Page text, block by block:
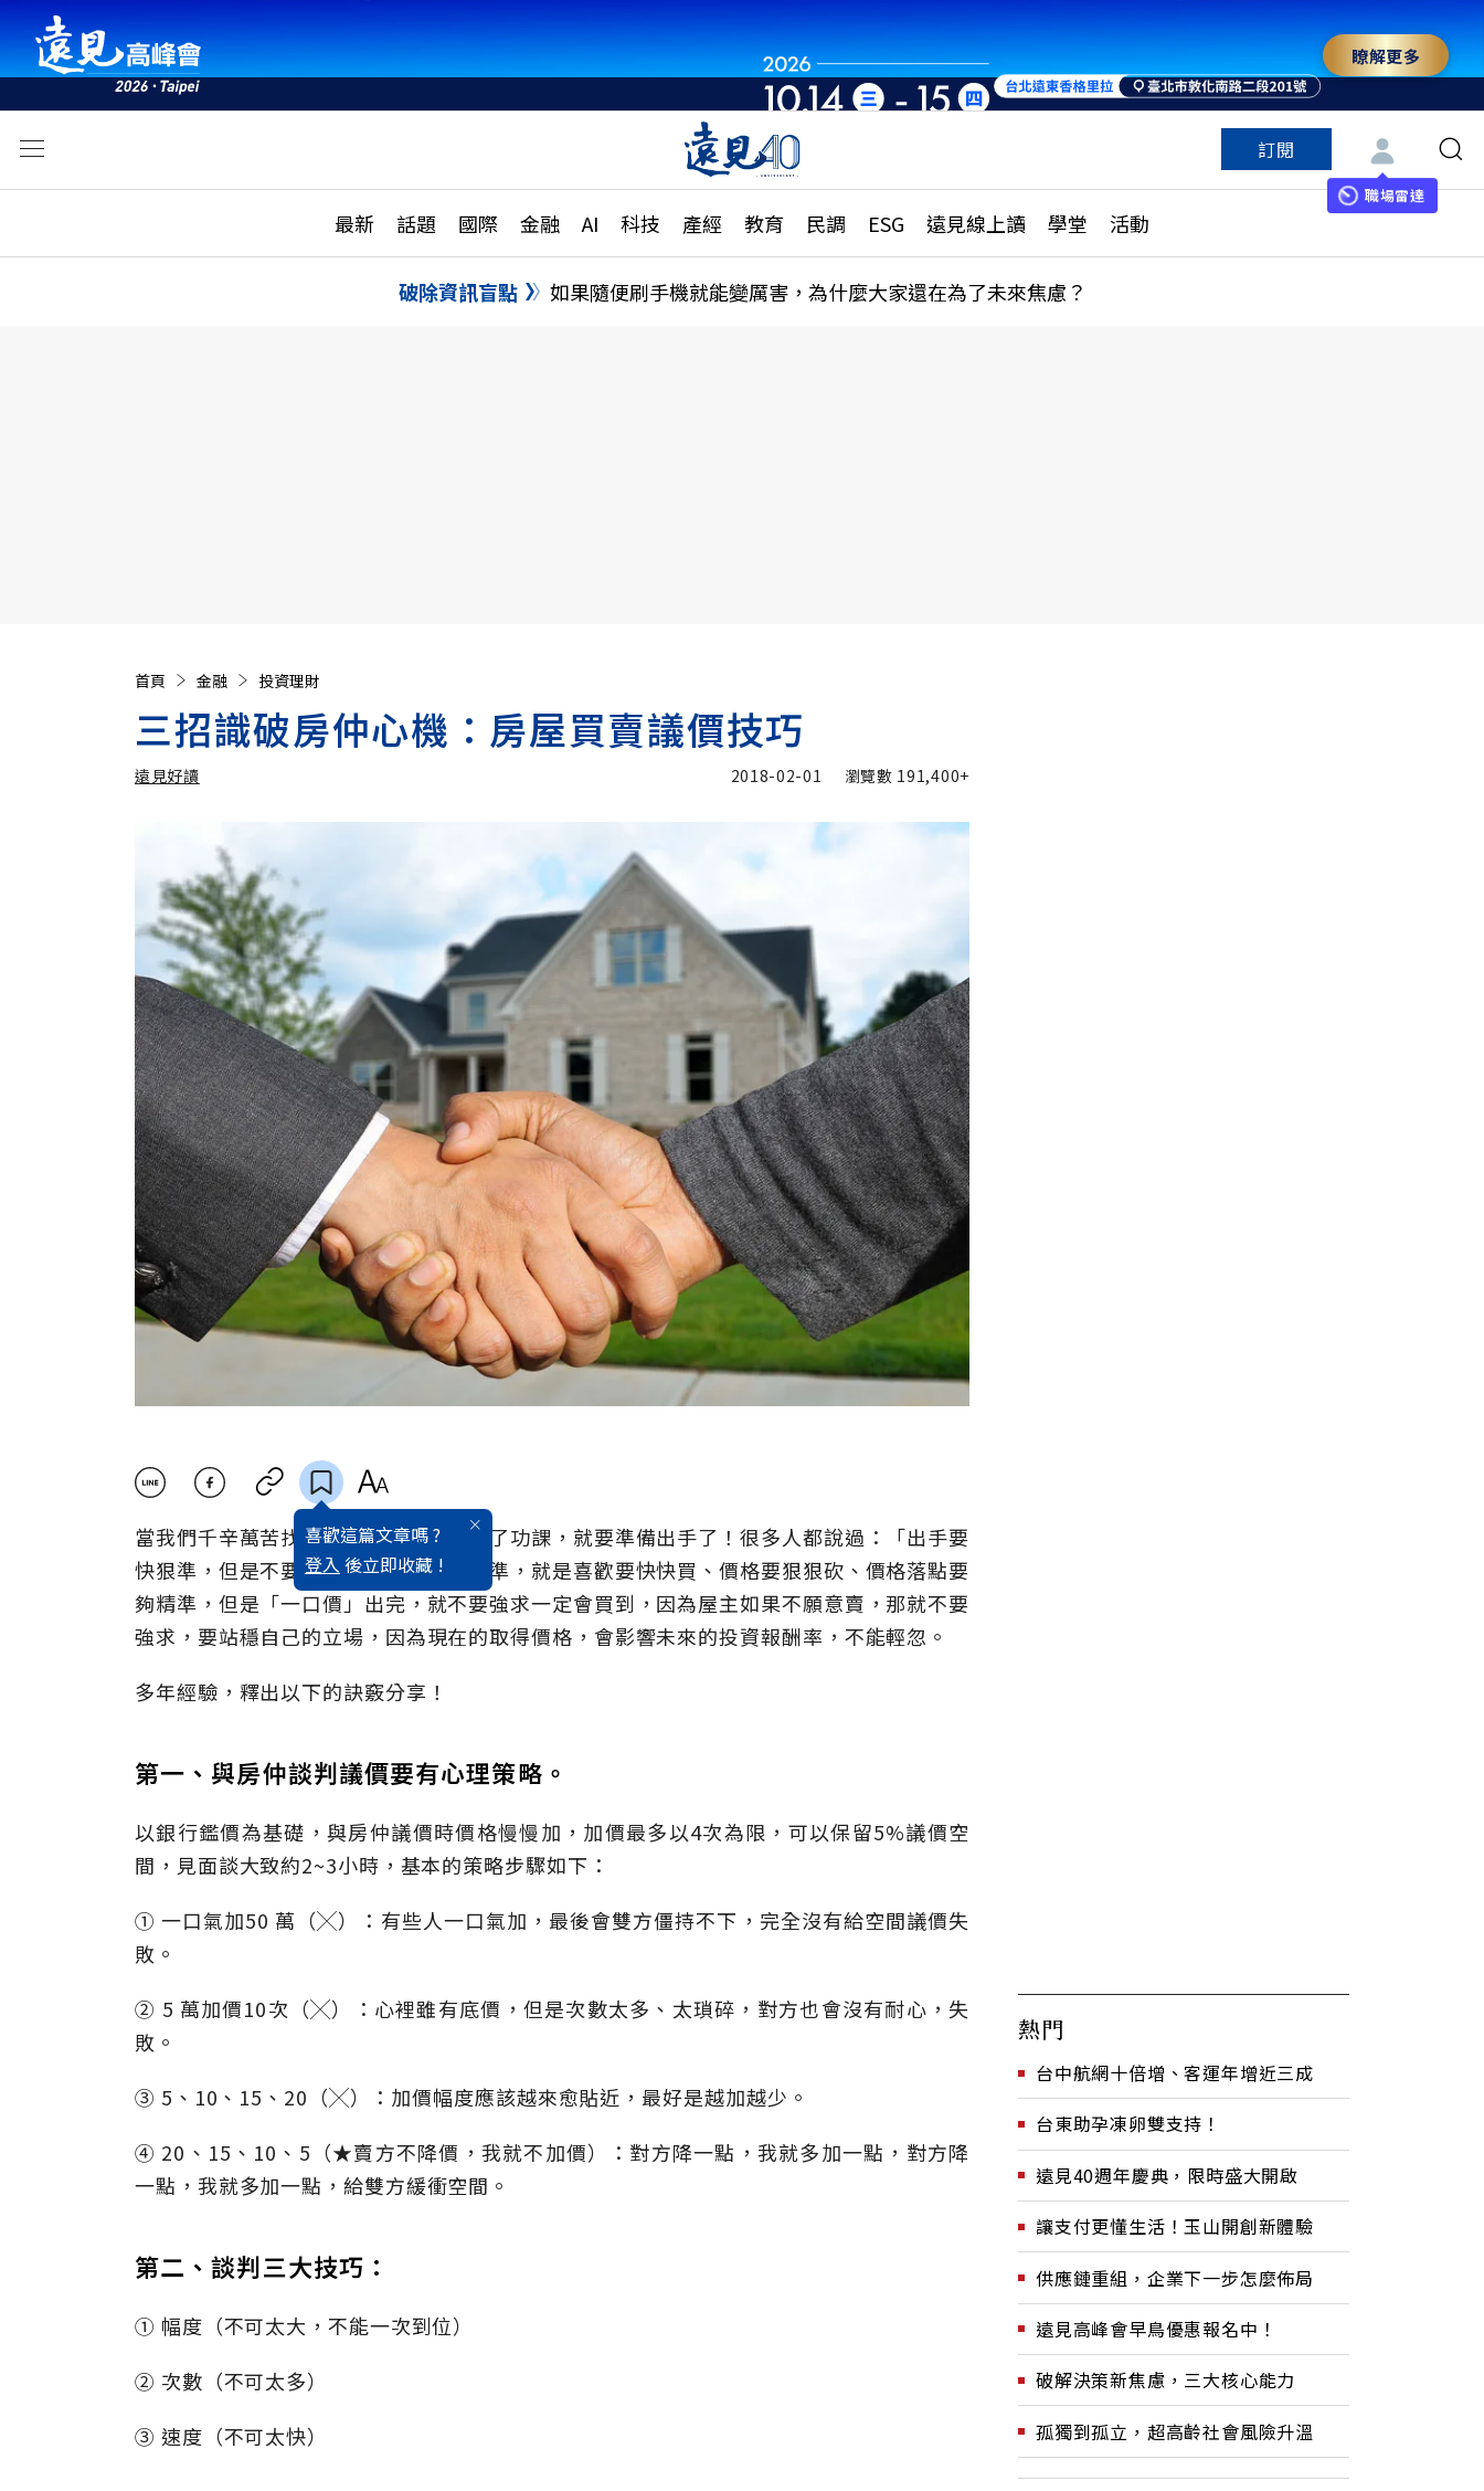
瞭解更多
訂閱
職場雷達
最新 話題 國際 金融 AI 科技 產經 教育 民調 ESG 遠見線上讀 學堂 活動
活動
話題
國際
特輯
大學升學、職涯攻略
縣市施政調查全解析
更多訂閱方案
特色頻道
破除資訊盲點 如果隨便刷手機就能變厲害，為什麼大家還在為了未來焦慮？
首頁 金融 投資理財
三招識破房仲心機：房屋買賣議價技巧
遠見好讀 2018-02-01 瀏覽數 191,400+
喜歡這篇文章嗎 ?
登入 後立即收藏 !
當我們千辛萬苦找了喜歡的房子，做足了功課，就要準備出手了！很多人都說過：「出手要
快狠準，但是不要強求！」所謂，快狠準，就是喜歡要快快買、價格要狠狠砍、價格落點要
夠精準，但是「一口價」出完，就不要強求一定會買到，因為屋主如果不願意賣，那就不要
強求，要站穩自己的立場，因為現在的取得價格，會影響未來的投資報酬率，不能輕忽。
多年經驗，釋出以下的訣竅分享！
第一、與房仲談判議價要有心理策略。
以銀行鑑價為基礎，與房仲議價時價格慢慢加，加價最多以4次為限，可以保留5%議價空
間，見面談大致約2~3小時，基本的策略步驟如下：
① 一口氣加50 萬（╳）：有些人一口氣加，最後會雙方僵持不下，完全沒有給空間議價失
敗。
② 5 萬加價10次（╳）：心裡雖有底價，但是次數太多、太瑣碎，對方也會沒有耐心，失
敗。
③ 5、10、15、20（╳）：加價幅度應該越來愈貼近，最好是越加越少。
④ 20、15、10、5（★賣方不降價，我就不加價）：對方降一點，我就多加一點，對方降
一點，我就多加一點，給雙方緩衝空間。
第二、談判三大技巧：
① 幅度（不可太大，不能一次到位）
② 次數（不可太多）
③ 速度（不可太快）
熱門
台中航網十倍增、客運年增近三成
台東助孕凍卵雙支持！
遠見40週年慶典，限時盛大開啟
讓支付更懂生活！玉山開創新體驗
供應鏈重組，企業下一步怎麼佈局
遠見高峰會早鳥優惠報名中！
破解決策新焦慮，三大核心能力
孤獨到孤立，超高齡社會風險升溫